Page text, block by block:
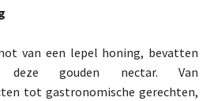
van een lepel honing, bevatten
deze gouden nectar. Van
tot gastronomische gerechten,